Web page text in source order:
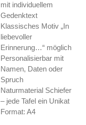
mit individuellem
Gedenktext
Klassisches Motiv „In
liebevoller
Erinnerung…“ möglich
Personalisierbar mit
Namen, Daten oder
Spruch
Naturmaterial Schiefer
– jede Tafel ein Unikat
Format: A4